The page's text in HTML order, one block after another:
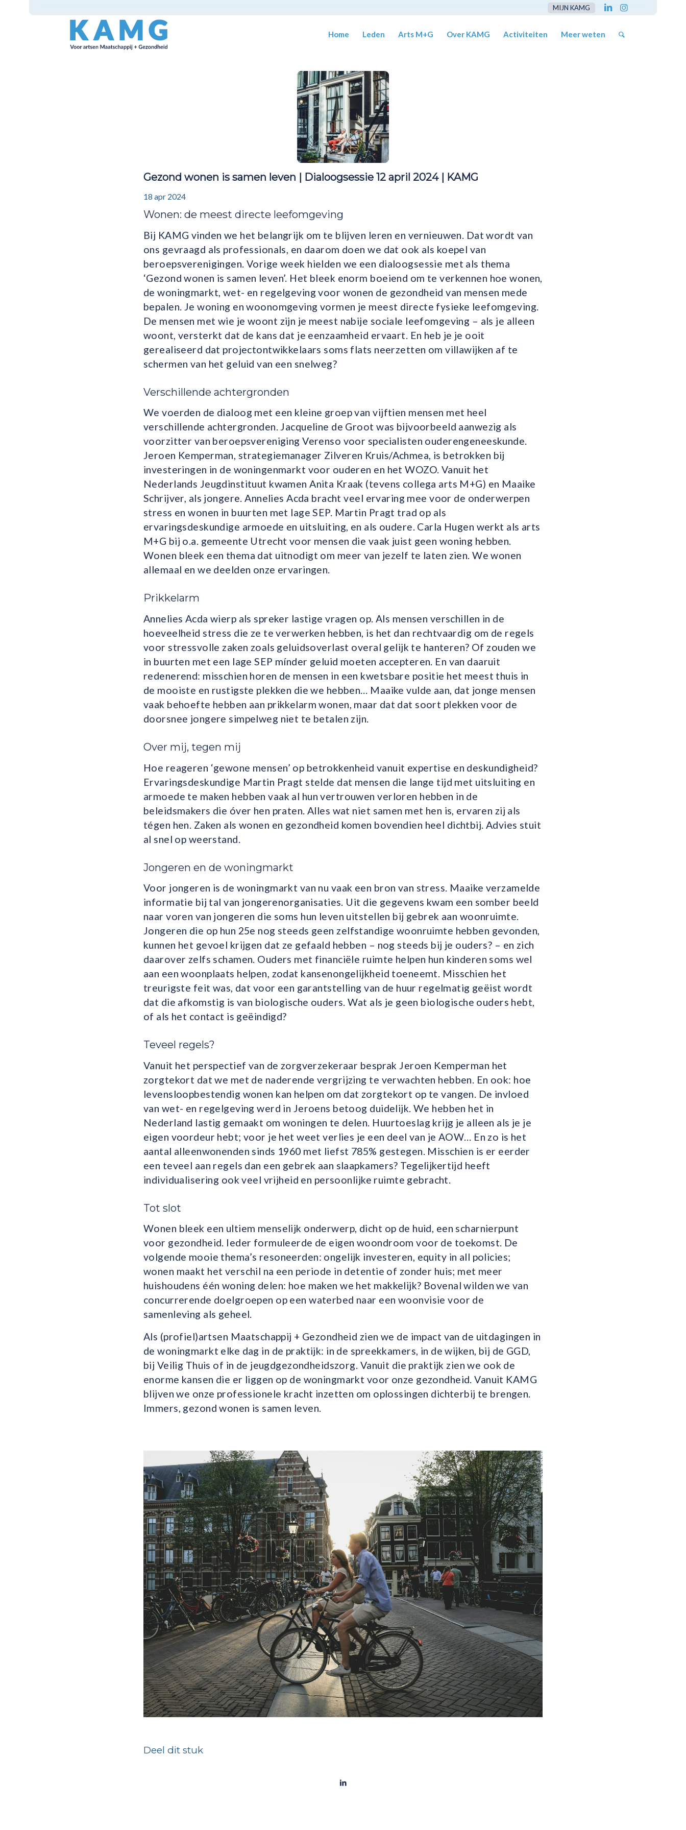
MIJN KAMG
Home Leden Arts M+G Over KAMG Activiteiten Meer weten
Gezond wonen is samen leven | Dialoogsessie 12 april 2024 | KAMG
18 apr 2024
Wonen: de meest directe leefomgeving
Bij KAMG vinden we het belangrijk om te blijven leren en vernieuwen. Dat wordt van
ons gevraagd als professionals, en daarom doen we dat ook als koepel van
beroepsverenigingen. Vorige week hielden we een dialoogsessie met als thema
‘Gezond wonen is samen leven’. Het bleek enorm boeiend om te verkennen hoe wonen,
de woningmarkt, wet- en regelgeving voor wonen de gezondheid van mensen mede
bepalen. Je woning en woonomgeving vormen je meest directe fysieke leefomgeving.
De mensen met wie je woont zijn je meest nabije sociale leefomgeving – als je alleen
woont, versterkt dat de kans dat je eenzaamheid ervaart. En heb je je ooit
gerealiseerd dat projectontwikkelaars soms flats neerzetten om villawijken af te
schermen van het geluid van een snelweg?
Verschillende achtergronden
We voerden de dialoog met een kleine groep van vijftien mensen met heel
verschillende achtergronden. Jacqueline de Groot was bijvoorbeeld aanwezig als
voorzitter van beroepsvereniging Verenso voor specialisten ouderengeneeskunde.
Jeroen Kemperman, strategiemanager Zilveren Kruis/Achmea, is betrokken bij
investeringen in de woningenmarkt voor ouderen en het WOZO. Vanuit het
Nederlands Jeugdinstituut kwamen Anita Kraak (tevens collega arts M+G) en Maaike
Schrijver, als jongere. Annelies Acda bracht veel ervaring mee voor de onderwerpen
stress en wonen in buurten met lage SEP. Martin Pragt trad op als
ervaringsdeskundige armoede en uitsluiting, en als oudere. Carla Hugen werkt als arts
M+G bij o.a. gemeente Utrecht voor mensen die vaak juist geen woning hebben.
Wonen bleek een thema dat uitnodigt om meer van jezelf te laten zien. We wonen
allemaal en we deelden onze ervaringen.
Prikkelarm
Annelies Acda wierp als spreker lastige vragen op. Als mensen verschillen in de
hoeveelheid stress die ze te verwerken hebben, is het dan rechtvaardig om de regels
voor stressvolle zaken zoals geluidsoverlast overal gelijk te hanteren? Of zouden we
in buurten met een lage SEP mínder geluid moeten accepteren. En van daaruit
redenerend: misschien horen de mensen in een kwetsbare positie het meest thuis in
de mooiste en rustigste plekken die we hebben… Maaike vulde aan, dat jonge mensen
vaak behoefte hebben aan prikkelarm wonen, maar dat dat soort plekken voor de
doorsnee jongere simpelweg niet te betalen zijn.
Over mij, tegen mij
Hoe reageren ‘gewone mensen’ op betrokkenheid vanuit expertise en deskundigheid?
Ervaringsdeskundige Martin Pragt stelde dat mensen die lange tijd met uitsluiting en
armoede te maken hebben vaak al hun vertrouwen verloren hebben in de
beleidsmakers die óver hen praten. Alles wat niet samen met hen is, ervaren zij als
tégen hen. Zaken als wonen en gezondheid komen bovendien heel dichtbij. Advies stuit
al snel op weerstand.
Jongeren en de woningmarkt
Voor jongeren is de woningmarkt van nu vaak een bron van stress. Maaike verzamelde
informatie bij tal van jongerenorganisaties. Uit die gegevens kwam een somber beeld
naar voren van jongeren die soms hun leven uitstellen bij gebrek aan woonruimte.
Jongeren die op hun 25e nog steeds geen zelfstandige woonruimte hebben gevonden,
kunnen het gevoel krijgen dat ze gefaald hebben – nog steeds bij je ouders? – en zich
daarover zelfs schamen. Ouders met financiële ruimte helpen hun kinderen soms wel
aan een woonplaats helpen, zodat kansenongelijkheid toeneemt. Misschien het
treurigste feit was, dat voor een garantstelling van de huur regelmatig geëist wordt
dat die afkomstig is van biologische ouders. Wat als je geen biologische ouders hebt,
of als het contact is geëindigd?
Teveel regels?
Vanuit het perspectief van de zorgverzekeraar besprak Jeroen Kemperman het
zorgtekort dat we met de naderende vergrijzing te verwachten hebben. En ook: hoe
levensloopbestendig wonen kan helpen om dat zorgtekort op te vangen. De invloed
van wet- en regelgeving werd in Jeroens betoog duidelijk. We hebben het in
Nederland lastig gemaakt om woningen te delen. Huurtoeslag krijg je alleen als je je
eigen voordeur hebt; voor je het weet verlies je een deel van je AOW… En zo is het
aantal alleenwonenden sinds 1960 met liefst 785% gestegen. Misschien is er eerder
een teveel aan regels dan een gebrek aan slaapkamers? Tegelijkertijd heeft
individualisering ook veel vrijheid en persoonlijke ruimte gebracht.
Tot slot
Wonen bleek een ultiem menselijk onderwerp, dicht op de huid, een scharnierpunt
voor gezondheid. Ieder formuleerde de eigen woondroom voor de toekomst. De
volgende mooie thema’s resoneerden: ongelijk investeren, equity in all policies;
wonen maakt het verschil na een periode in detentie of zonder huis; met meer
huishoudens één woning delen: hoe maken we het makkelijk? Bovenal wilden we van
concurrerende doelgroepen op een waterbed naar een woonvisie voor de
samenleving als geheel.
Als (profiel)artsen Maatschappij + Gezondheid zien we de impact van de uitdagingen in
de woningmarkt elke dag in de praktijk: in de spreekkamers, in de wijken, bij de GGD,
bij Veilig Thuis of in de jeugdgezondheidszorg. Vanuit die praktijk zien we ook de
enorme kansen die er liggen op de woningmarkt voor onze gezondheid. Vanuit KAMG
blijven we onze professionele kracht inzetten om oplossingen dichterbij te brengen.
Immers, gezond wonen is samen leven.
Deel dit stuk